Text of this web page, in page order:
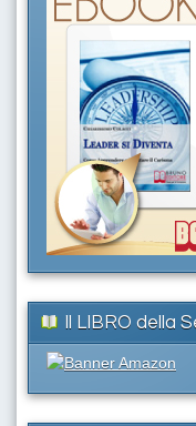
Il LIBRO della